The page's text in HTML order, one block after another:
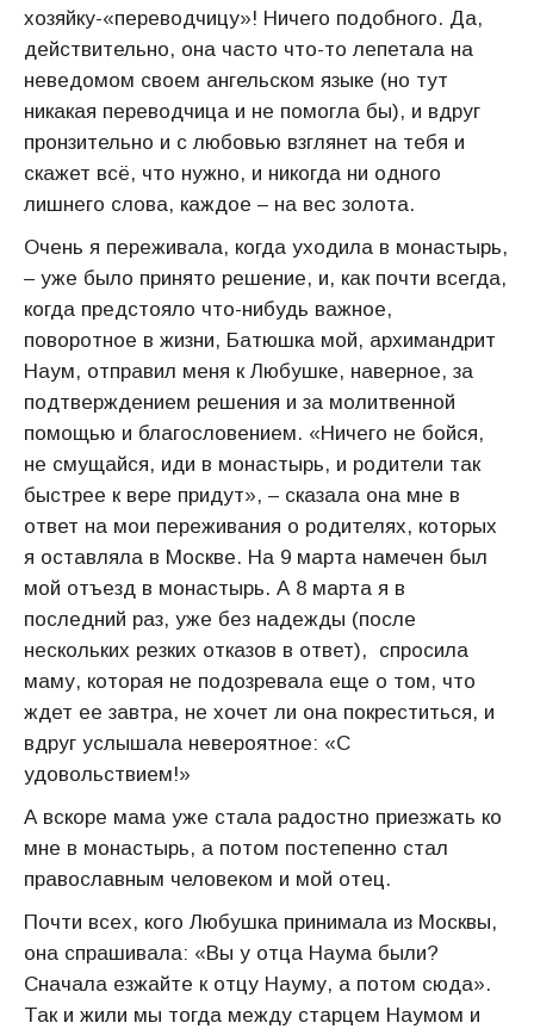
хозяйку-«переводчицу»! Ничего подобного. Да,
действительно, она часто что-то лепетала на
неведомом своем ангельском языке (но тут
никакая переводчица и не помогла бы), и вдруг
пронзительно и с любовью взглянет на тебя и
скажет всё, что нужно, и никогда ни одного
лишнего слова, каждое – на вес золота.
Очень я переживала, когда уходила в монастырь,
– уже было принято решение, и, как почти всегда,
когда предстояло что-нибудь важное,
поворотное в жизни, Батюшка мой, архимандрит
Наум, отправил меня к Любушке, наверное, за
подтверждением решения и за молитвенной
помощью и благословением. «Ничего не бойся,
не смущайся, иди в монастырь, и родители так
быстрее к вере придут», – сказала она мне в
ответ на мои переживания о родителях, которых
я оставляла в Москве. На 9 марта намечен был
мой отъезд в монастырь. А 8 марта я в
последний раз, уже без надежды (после
нескольких резких отказов в ответ), спросила
маму, которая не подозревала еще о том, что
ждет ее завтра, не хочет ли она покреститься, и
вдруг услышала невероятное: «С
удовольствием!»
А вскоре мама уже стала радостно приезжать ко
мне в монастырь, а потом постепенно стал
православным человеком и мой отец.
Почти всех, кого Любушка принимала из Москвы,
она спрашивала: «Вы у отца Наума были?
Сначала езжайте к отцу Науму, а потом сюда».
Так и жили мы тогда между старцем Наумом и